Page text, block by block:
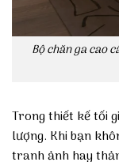
Bộ chăn ga cao
Trong thiết kế tối
lượng. Khi bạn
tranh ảnh hay